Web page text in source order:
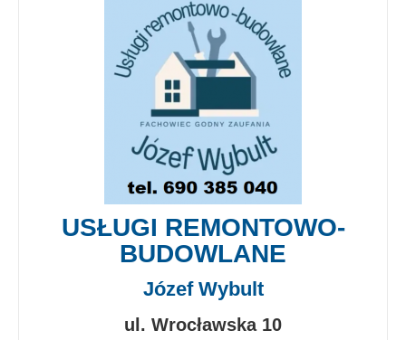
USŁUGI REMONTOWO-
BUDOWLANE
Józef Wybult
ul. Wrocławska 10